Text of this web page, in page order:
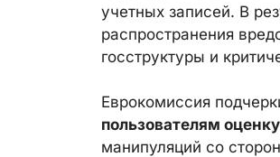
учетных записей. В
распространения
госструктуры и
Еврокомиссия
пользователям
манипуляций со